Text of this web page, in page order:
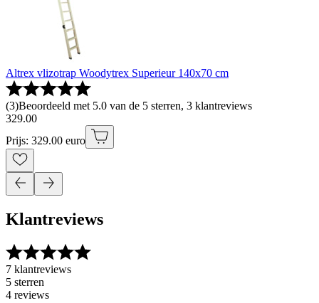
Altrex vlizotrap Woodytrex Superieur 140x70 cm
(3)Beoordeeld met 5.0 van de 5 sterren, 3 klantreviews
329.00
Prijs: 329.00 euro
Klantreviews
7 klantreviews
5 sterren
4 reviews